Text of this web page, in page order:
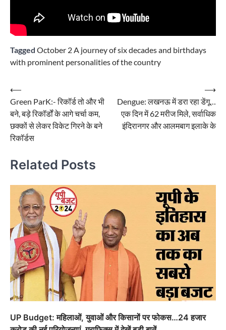
Tagged October 2 A journey of six decades and birthdays
with prominent personalities of the country
Post
navigation
⟵
Green ParK:- रिकॉर्ड तो और भी
बने, बड़े रिकॉर्डों के आगे चर्चा कम,
छक्कों से लेकर विकेट गिरने के बने
रिकॉर्डस
Dengue: लखनऊ में डरा रहा डेंगू…
एक दिन में 62 मरीज मिले, सर्वाधिक
इंदिरानगर और आलमबाग इलाके के
⟶
Related Posts
UP Budget: महिलाओं, युवाओं और किसानों पर फोकस…24 हजार